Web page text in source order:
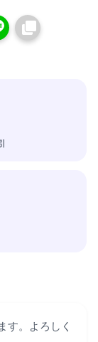
す。よろしく